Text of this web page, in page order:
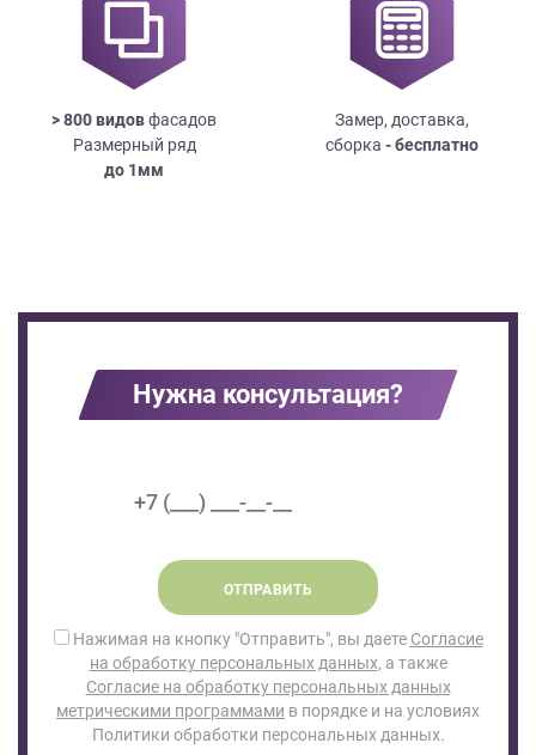
> 800 видовфасадов
Размерный ряд
до 1мм
Замер, доставка,
сборка - бесплатно
Нужна консультация?
ОТПРАВИТЬ
Нажимая на кнопку "Отправить", вы даете Согласие
на обработку персональных данных, а также
Согласие на обработку персональных данных
метрическими программами в порядке и на условиях
Политики обработки персональных данных.